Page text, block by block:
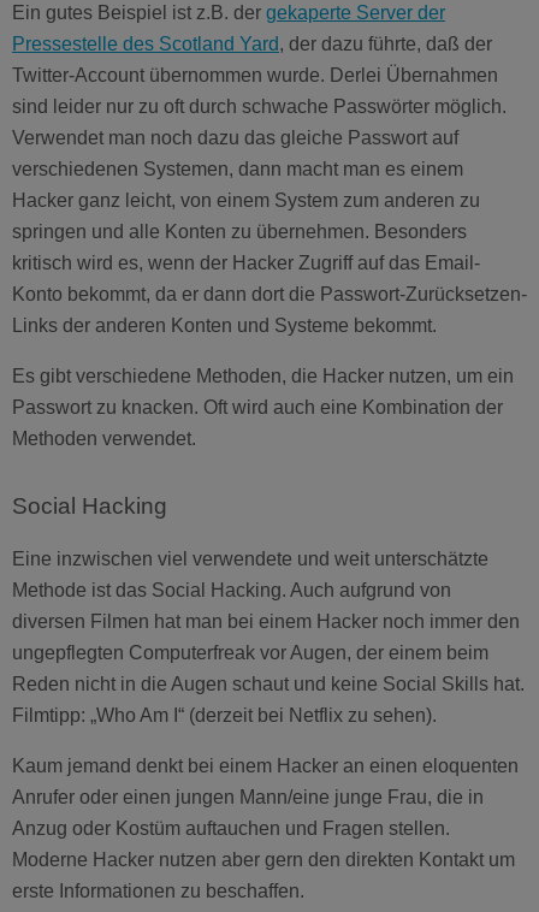
Ein gutes Beispiel ist z.B. der gekaperte Server der
Pressestelle des Scotland Yard, der dazu führte, daß der
Twitter-Account übernommen wurde. Derlei Übernahmen
sind leider nur zu oft durch schwache Passwörter möglich.
Verwendet man noch dazu das gleiche Passwort auf
verschiedenen Systemen, dann macht man es einem
Hacker ganz leicht, von einem System zum anderen zu
springen und alle Konten zu übernehmen. Besonders
kritisch wird es, wenn der Hacker Zugriff auf das Email-
Konto bekommt, da er dann dort die Passwort-Zurücksetzen-
Links der anderen Konten und Systeme bekommt.
Es gibt verschiedene Methoden, die Hacker nutzen, um ein
Passwort zu knacken. Oft wird auch eine Kombination der
Methoden verwendet.
Social Hacking
Eine inzwischen viel verwendete und weit unterschätzte
Methode ist das Social Hacking. Auch aufgrund von
diversen Filmen hat man bei einem Hacker noch immer den
ungepflegten Computerfreak vor Augen, der einem beim
Reden nicht in die Augen schaut und keine Social Skills hat.
Filmtipp: „Who Am I“ (derzeit bei Netflix zu sehen).
Kaum jemand denkt bei einem Hacker an einen eloquenten
Anrufer oder einen jungen Mann/eine junge Frau, die in
Anzug oder Kostüm auftauchen und Fragen stellen.
Moderne Hacker nutzen aber gern den direkten Kontakt um
erste Informationen zu beschaffen.